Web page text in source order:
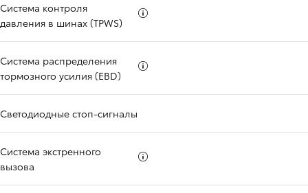
Система контроля
давления в шинах (TPWS)
Система распределения
тормозного усилия (EBD)
Светодиодные стоп-сигналы
Система экстренного
вызова